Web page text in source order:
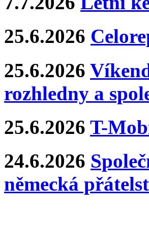
25.6.2026
25.6.2026
rozhledny a
25.6.2026 T-
24.6.2026
německá